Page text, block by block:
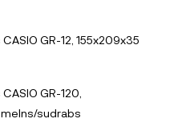
GR-12, 155x209x35
GR-120,
sudrabs